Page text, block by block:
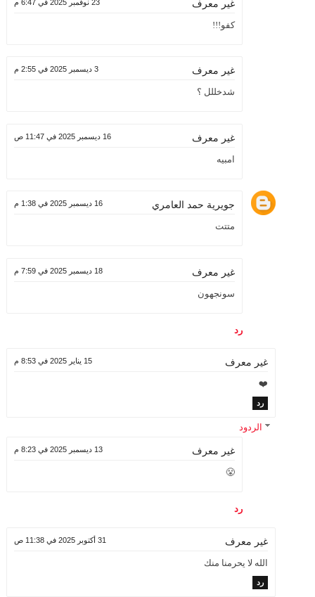
غير معرف 23 نوفمبر 2025 في 6:47 م
كفو!!!
غير معرف 3 ديسمبر 2025 في 2:55 م
شدخللل ؟
غير معرف 16 ديسمبر 2025 في 11:47 ص
امبيه
جويرية حمد العامري 16 ديسمبر 2025 في 1:38 م
متتت
غير معرف 18 ديسمبر 2025 في 7:59 م
سونجهون
رد
غير معرف 15 يناير 2025 في 8:53 م
❤️
رد
الردود
غير معرف 13 ديسمبر 2025 في 8:23 م
😤
رد
غير معرف 31 أكتوبر 2025 في 11:38 ص
الله لا يحرمنا منك
رد